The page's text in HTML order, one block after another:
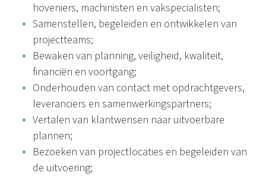
hoveniers, machinisten en vakspecialisten;
Samenstellen, begeleiden en ontwikkelen van
projectteams;
Bewaken van planning, veiligheid, kwaliteit,
financiën en voortgang;
Onderhouden van contact met opdrachtgevers,
leveranciers en samenwerkingspartners;
Vertalen van klantwensen naar uitvoerbare
plannen;
Bezoeken van projectlocaties en begeleiden van
de uitvoering;